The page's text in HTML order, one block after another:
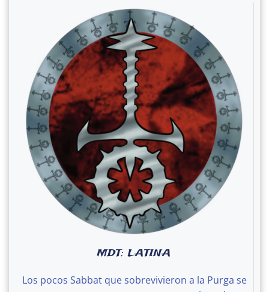
MDT: LATINA
Los pocos Sabbat que sobrevivieron a la Purga se